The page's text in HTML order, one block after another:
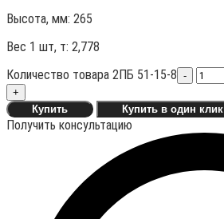
Высота, мм: 265
Вес 1 шт, т: 2,778
Количество товара 2ПБ 51-15-8 -
+
Купить
Купить в один клик
Получить консультацию